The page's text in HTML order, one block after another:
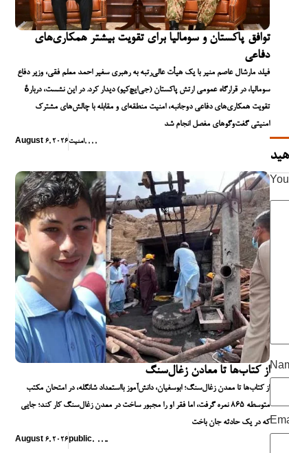
توافق پاکستان و سومالیا برای تقویت بیشتر همکاری‌های
دفاعی
فیلد مارشال عاصم منیر با یک هیأت عالی‌رتبه به رهبری سفیر احمد معلم فقی، وزیر دفاع
سومالیا، در قرارگاه عمومی ارتش پاکستان (جی‌ایچ‌کیو) دیدار کرد. در این نشست، دربارهٔ
تقویت همکاری‌های دفاعی دوجانبه، امنیت منطقه‌ای و مقابله با چالش‌های مشترک
امنیتی گفت‌وگوهای مفصل انجام شد
August 6, 2026امنیت, , , ,
از کتاب‌ها تا معادن زغال‌سنگ
از کتاب‌ها تا معدن زغال‌سنگ؛ ابوسفیان، دانش‌آموز بااستعداد شانگله، در امتحان مکتب
متوسطه ۸۶۵ نمره گرفت، اما فقر او را مجبور ساخت در معدن زغال‌سنگ کار کند؛ جایی
که در یک حادثه جان باخت
August 6, 2026 public, ,,,,